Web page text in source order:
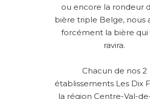
ou encore la rondeur
bière triple Belge, nous
forcément la bière qui
ravira.
Chacun de nos 2
établissements Les Dix
la région Centre-Val-